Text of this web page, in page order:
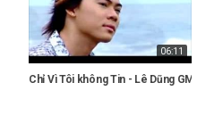
06:11
Chỉ Vì Tôi không Tin - Lê Dũng